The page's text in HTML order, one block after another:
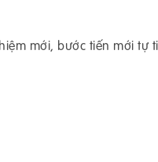
mới, bước tiến mới tự